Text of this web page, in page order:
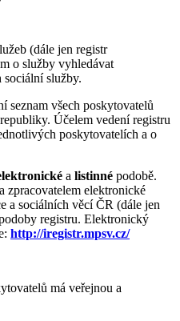
(dále jen registr
o služby vyhledávat
sociální služby.
seznam všech poskytovatelů
Účelem vedení registru
poskytovatelích a o
a listinné podobě.
zpracovatelem elektronické
a sociálních věcí ČR (dále jen
registru. Elektronický
http://iregistr.mpsv.cz/
má veřejnou a